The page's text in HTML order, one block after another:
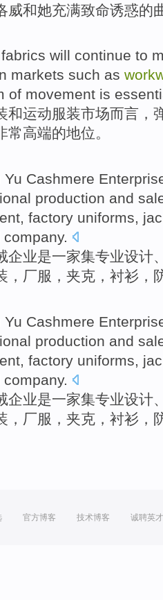
威和她充满致命诱惑的
fabrics will continue to
markets such as
of movement is
和运动服装市场而言，
常高端的地位。
Yu Cashmere
production and
factory uniforms,
company.
企业是一家集专业设计
， 厂服 ， 夹克 ， 衬衫 ，
Yu Cashmere
production and
factory uniforms,
company.
企业是一家集专业设计
， 厂服 ， 夹克 ， 衬衫 ，
官方博客 技术博客 诚聘英才